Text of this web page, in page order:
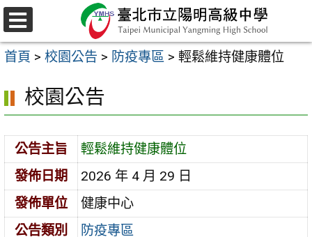
跳
至
主
內
容
區
選
單
首頁 > 校園公告 > 防疫專區 > 輕鬆維持健康體位
校園公告
公告主旨
輕鬆維持健康體位
發佈日期
2026 年 4 月 29 日
發佈單位
健康中心
公告類別
防疫專區